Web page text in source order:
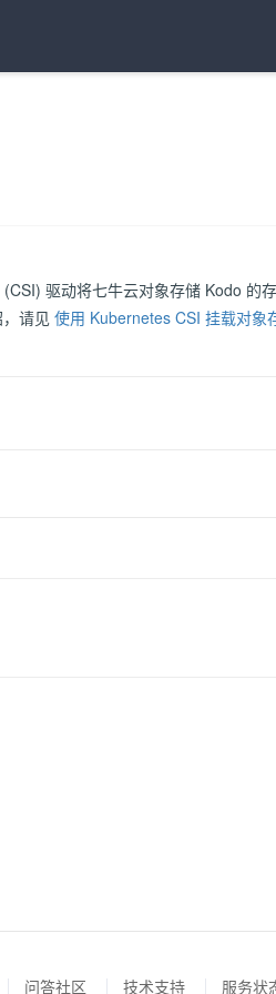
驱动将七牛云对象存储 Kodo 的
请见 使用 Kubernetes CSI 挂载对象
问答社区 技术支持 服务状